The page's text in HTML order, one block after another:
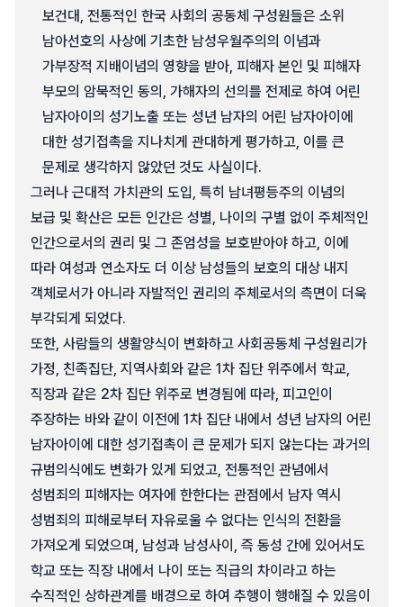
보건대, 전통적인 한국 사회의 공동체 구성원들은 소위
남아선호의 사상에 기초한 남성우월주의의 이념과
가부장적 지배이념의 영향을 받아, 피해자 본인 및 피해자
부모의 암묵적인 동의, 가해자의 선의를 전제로 하여 어린
남자아이의 성기노출 또는 성년 남자의 어린 남자아이에
대한 성기접촉을 지나치게 관대하게 평가하고, 이를 큰
문제로 생각하지 않았던 것도 사실이다.
그러나 근대적 가치관의 도입, 특히 남녀평등주의 이념의
보급 및 확산은 모든 인간은 성별, 나이의 구별 없이 주체적인
인간으로서의 권리 및 그 존엄성을 보호받아야 하고, 이에
따라 여성과 연소자도 더 이상 남성들의 보호의 대상 내지
객체로서가 아니라 자발적인 권리의 주체로서의 측면이 더욱
부각되게 되었다.
또한, 사람들의 생활양식이 변화하고 사회공동체 구성원리가
가정, 친족집단, 지역사회와 같은 1차 집단 위주에서 학교,
직장과 같은 2차 집단 위주로 변경됨에 따라, 피고인이
주장하는 바와 같이 이전에 1차 집단 내에서 성년 남자의 어린
남자아이에 대한 성기접촉이 큰 문제가 되지 않는다는 과거의
규범의식에도 변화가 있게 되었고, 전통적인 관념에서
성범죄의 피해자는 여자에 한한다는 관점에서 남자 역시
성범죄의 피해로부터 자유로울 수 없다는 인식의 전환을
가져오게 되었으며, 남성과 남성사이, 즉 동성 간에 있어서도
학교 또는 직장 내에서 나이 또는 직급의 차이라고 하는
수직적인 상하관계를 배경으로 하여 추행이 행해질 수 있음이